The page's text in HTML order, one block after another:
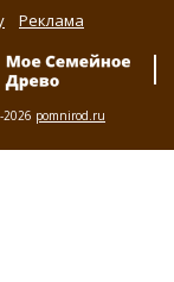
Реклама
pomnirod.ru